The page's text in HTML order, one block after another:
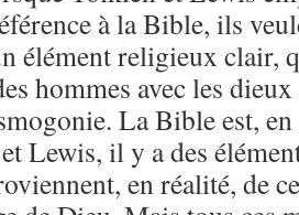
à la Bible, ils
élément religieux clair,
hommes avec les
La Bible est,
Lewis, il y a des
en réalité, de